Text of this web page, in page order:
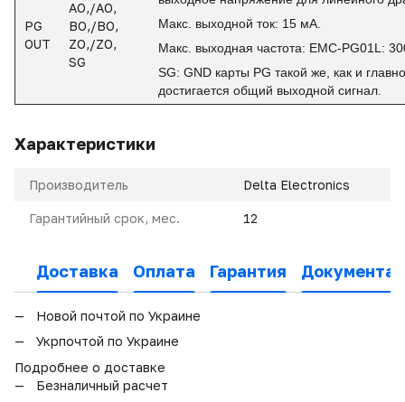
PG
OUT
AO,/AO,
BO,/BO,
ZO,/ZO,
SG
Макс. выходной ток: 15 мА.
Макс. выходная частота: EMC-PG01L:
SG: GND карты PG такой же, как и
достигается общий выходной сигнал.
Характеристики
Производитель Delta Electronics
Гарантийный срок, мес. 12
Доставка Оплата Гарантия
Новой почтой по Украине
Укрпочтой по Украине
Подробнее о доставке
Безналичный расчет